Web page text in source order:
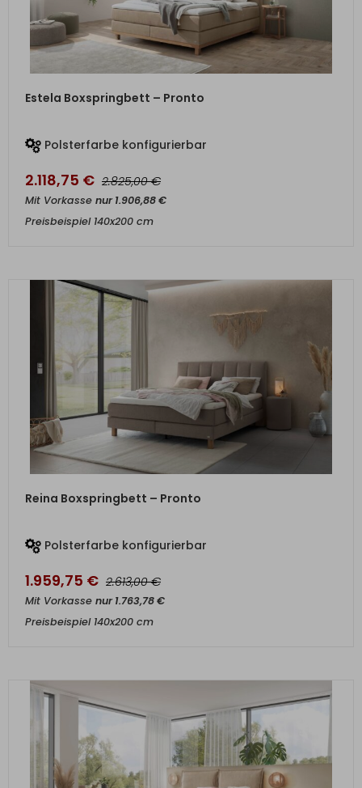
Estela Boxspringbett – Pronto
Polsterfarbe konfigurierbar
2.118,75 € 2.825,00€
Mit Vorkasse nur1.906,88€
Preisbeispiel 140x200 cm
Reina Boxspringbett – Pronto
Polsterfarbe konfigurierbar
1.959,75 € 2.613,00€
Mit Vorkasse nur1.763,78€
Preisbeispiel 140x200 cm